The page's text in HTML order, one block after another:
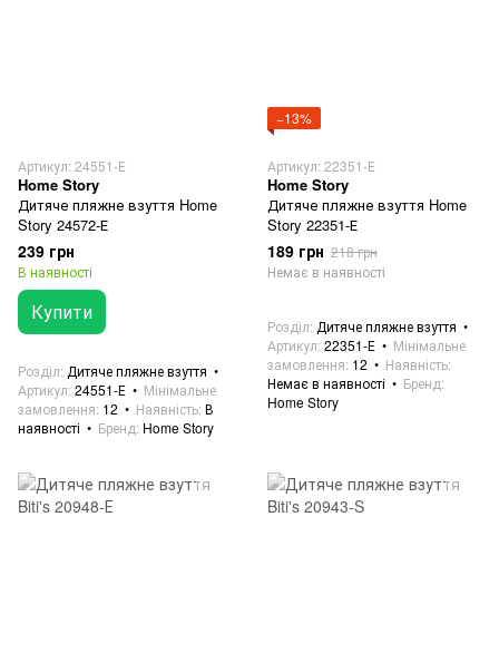
Артикул: 24551-Е
Home Story
Дитяче пляжне взуття Home
Story 24572-Е
239 грн
В наявності
Купити
Розділ Дитяче пляжне взуття
Артикул 24551-Е
Мінімальне
замовлення 12 Наявність В
наявності
Бренд Home Story
−13%
Артикул: 22351-Е
Home Story
Дитяче пляжне взуття Home
Story 22351-Е
189 грн 218 грн
Немає в наявності
Розділ Дитяче пляжне взуття
Артикул 22351-Е
Мінімальне
замовлення 12
Наявність
Немає в наявності
Бренд
Home Story